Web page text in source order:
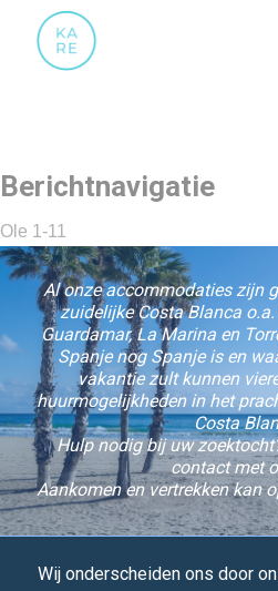
Berichtnavigatie
Ole 1-11
Al onze accommodaties zijn
zuidelijke Costa Blanca
Guardamar, La Marina en
Spanje nog Spanje is en
vakantie zult kunnen
huurmogelijkheden in het
Costa
Hulp nodig bij uw
contact met
Aankomen en vertrekken kan
Wij onderscheiden ons door